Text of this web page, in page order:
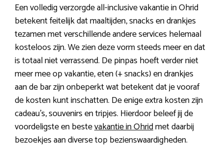
Een volledig verzorgde all-inclusive vakantie in Ohrid
betekent feitelijk dat maaltijden, snacks en drankjes
tezamen met verschillende andere services helemaal
kosteloos zijn. We zien deze vorm steeds meer en dat
is totaal niet verrassend. De pinpas hoeft verder niet
meer mee op vakantie, eten (+ snacks) en drankjes
aan de bar zijn onbeperkt wat betekent dat je vooraf
de kosten kunt inschatten. De enige extra kosten zijn
cadeau’s, souvenirs en tripjes. Hierdoor beleef jij de
voordeligste en bestevakantie in Ohridmet daarbij
bezoekjes aan diverse top bezienswaardigheden.